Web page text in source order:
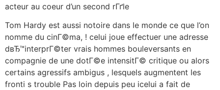
acteur au coeur d’un second rГґle
Tom Hardy est aussi notoire dans le monde ce que l’on
nomme du cinГ©ma, ! celui joue effectuer une adresse
dвЂ™interprГ©ter vrais hommes bouleversants en
compagnie de une dotГ©e intensitГ© critique ou alors
certains agressifs ambigus , lesquels augmentent les
fronti s trouble Pas loin depuis peu icelui a fait de